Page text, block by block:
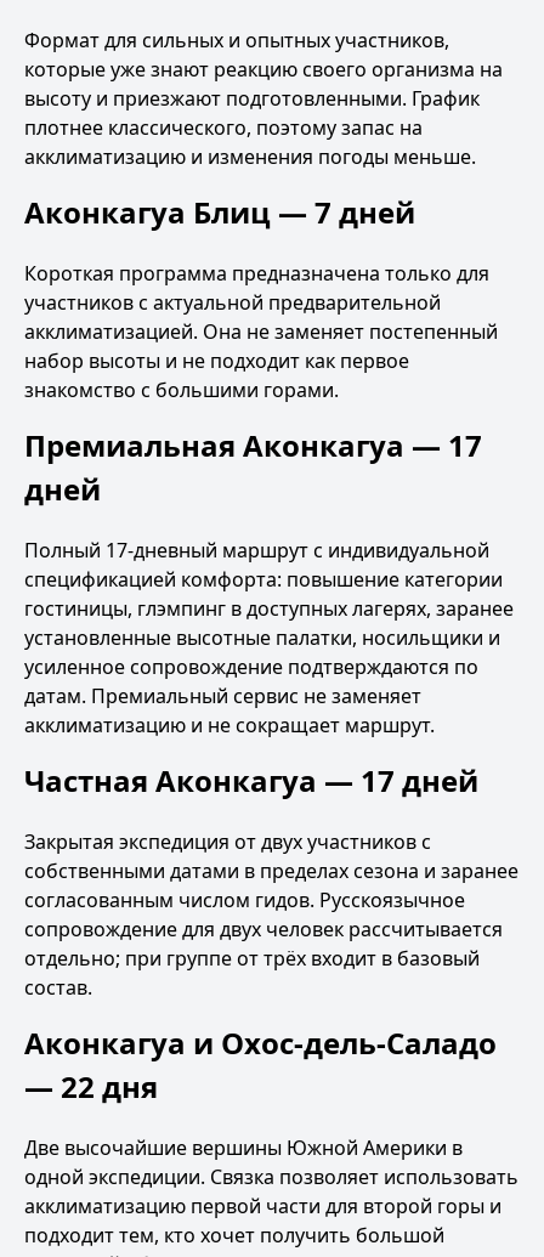
Формат для сильных и опытных участников,
которые уже знают реакцию своего организма на
высоту и приезжают подготовленными. График
плотнее классического, поэтому запас на
акклиматизацию и изменения погоды меньше.
Аконкагуа Блиц — 7 дней
Короткая программа предназначена только для
участников с актуальной предварительной
акклиматизацией. Она не заменяет постепенный
набор высоты и не подходит как первое
знакомство с большими горами.
Премиальная Аконкагуа — 17
дней
Полный 17-дневный маршрут с индивидуальной
спецификацией комфорта: повышение категории
гостиницы, глэмпинг в доступных лагерях, заранее
установленные высотные палатки, носильщики и
усиленное сопровождение подтверждаются по
датам. Премиальный сервис не заменяет
акклиматизацию и не сокращает маршрут.
Частная Аконкагуа — 17 дней
Закрытая экспедиция от двух участников с
собственными датами в пределах сезона и заранее
согласованным числом гидов. Русскоязычное
сопровождение для двух человек рассчитывается
отдельно; при группе от трёх входит в базовый
состав.
Аконкагуа и Охос-дель-Саладо
— 22 дня
Две высочайшие вершины Южной Америки в
одной экспедиции. Связка позволяет использовать
акклиматизацию первой части для второй горы и
подходит тем, кто хочет получить большой